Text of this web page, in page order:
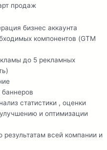
продаж
бизнес аккаунта
компонентов (GTM
до 5 рекламных
статистики , оценки
и оптимизации
всей компании и